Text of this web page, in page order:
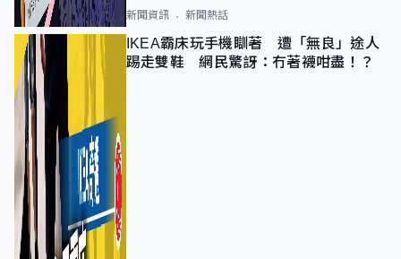
新聞資訊 新聞熱話
IKEA霸床玩手機瞓著 遭「無良」途人
踢走雙鞋 網民驚訝：冇著襪咁盡！？